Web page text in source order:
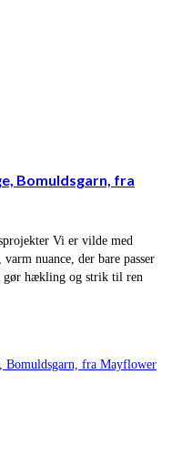
Bomuldsgarn, fra
Vi er vilde med
nuance, der bare passer
hækling og strik til ren